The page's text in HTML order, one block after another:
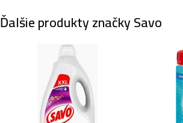
Ďalšie produkty značky Savo